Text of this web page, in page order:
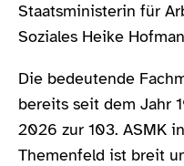
Staatsministerin für
Soziales Heike
Die bedeutende
bereits seit dem Jahr
2026 zur 103. ASMK
Themenfeld ist breit